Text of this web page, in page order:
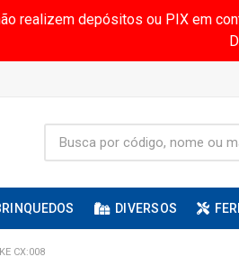
realizem depósitos ou PIX em
DIVERSOS
CX:008